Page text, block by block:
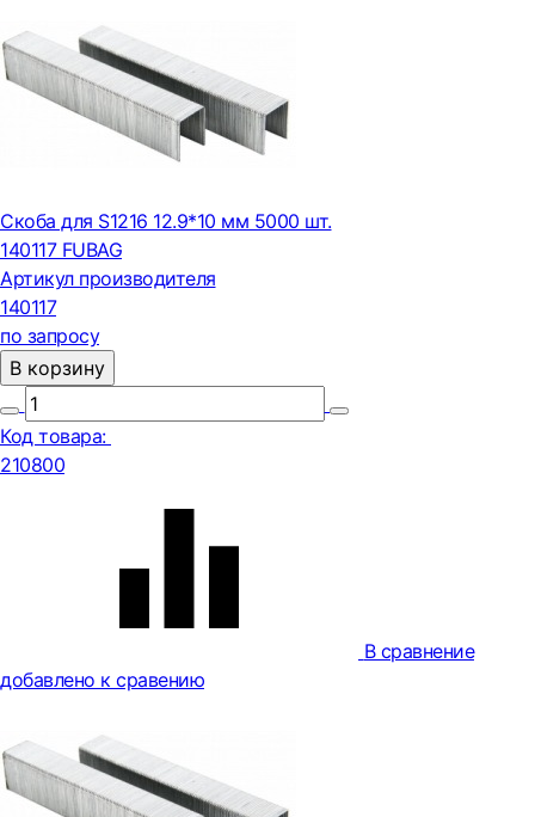
Cкоба для S1216 12.9*10 мм 5000 шт.
140117 FUBAG
Артикул производителя
140117
по запросу
В корзину
Код товара:
210800
В сравнение
добавлено к сравению